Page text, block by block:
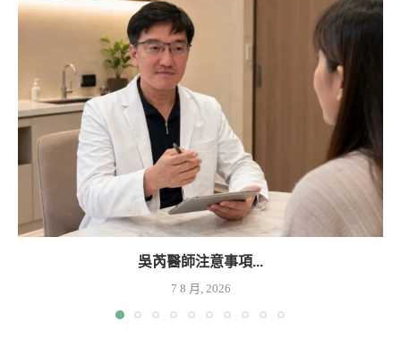
吳芮醫師注意事項...
7 8 月, 2026